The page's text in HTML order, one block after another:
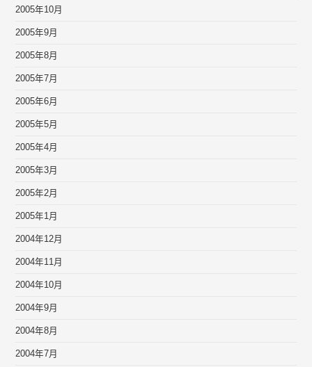
2005年10月
2005年9月
2005年8月
2005年7月
2005年6月
2005年5月
2005年4月
2005年3月
2005年2月
2005年1月
2004年12月
2004年11月
2004年10月
2004年9月
2004年8月
2004年7月